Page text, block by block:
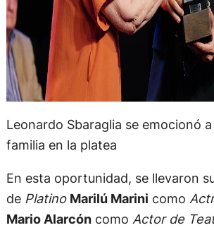
Leonardo Sbaraglia se emocionó
familia en la platea
En esta oportunidad, se llevaron
de Platino Marilú Marini como
Mario Alarcóncomo Actor de